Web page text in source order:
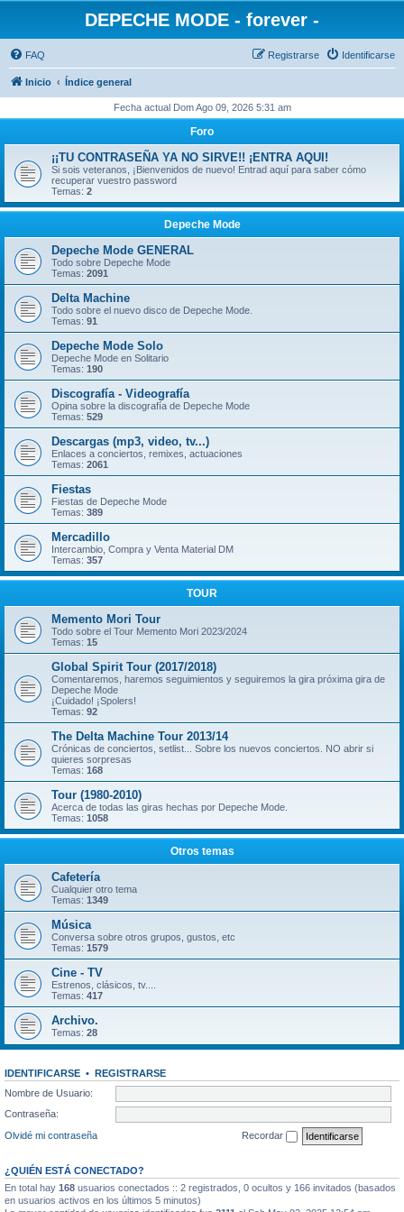
DEPECHE MODE - forever -
FAQ Identificarse
Registrarse
Inicio Índice general
Fecha actual Dom Ago 09, 2026 5:31 am
Foro
¡¡TU CONTRASEÑA YA NO SIRVE!! ¡ENTRA AQUI!
Si sois veteranos, ¡Bienvenidos de nuevo! Entrad aquí para saber cómo
recuperar vuestro password
Temas: 2
Depeche Mode
Depeche Mode GENERAL
Todo sobre Depeche Mode
Temas: 2091
Delta Machine
Todo sobre el nuevo disco de Depeche Mode.
Temas: 91
Depeche Mode Solo
Depeche Mode en Solitario
Temas: 190
Discografía - Videografía
Opina sobre la discografía de Depeche Mode
Temas: 529
Descargas (mp3, video, tv...)
Enlaces a conciertos, remixes, actuaciones
Temas: 2061
Fiestas
Fiestas de Depeche Mode
Temas: 389
Mercadillo
Intercambio, Compra y Venta Material DM
Temas: 357
TOUR
Memento Mori Tour
Todo sobre el Tour Memento Mori 2023/2024
Temas: 15
Global Spirit Tour (2017/2018)
Comentaremos, haremos seguimientos y seguiremos la gira próxima gira de
Depeche Mode
¡Cuidado! ¡Spolers!
Temas: 92
The Delta Machine Tour 2013/14
Crónicas de conciertos, setlist... Sobre los nuevos conciertos. NO abrir si
quieres sorpresas
Temas: 168
Tour (1980-2010)
Acerca de todas las giras hechas por Depeche Mode.
Temas: 1058
Otros temas
Cafetería
Cualquier otro tema
Temas: 1349
Música
Conversa sobre otros grupos, gustos, etc
Temas: 1579
Cine - TV
Estrenos, clásicos, tv....
Temas: 417
Archivo.
Temas: 28
IDENTIFICARSE • REGISTRARSE
Nombre de Usuario:
Contraseña:
Olvidé mi contraseña
Recordar
¿QUIÉN ESTÁ CONECTADO?
En total hay 168 usuarios conectados :: 2 registrados, 0 ocultos y 166 invitados (basados
en usuarios activos en los últimos 5 minutos)